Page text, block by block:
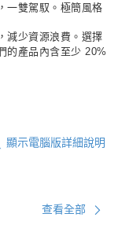
一雙駕馭。極簡風格
減少資源浪費。選擇
的產品內含至少 20%
顯示電腦版詳細說明
查看全部